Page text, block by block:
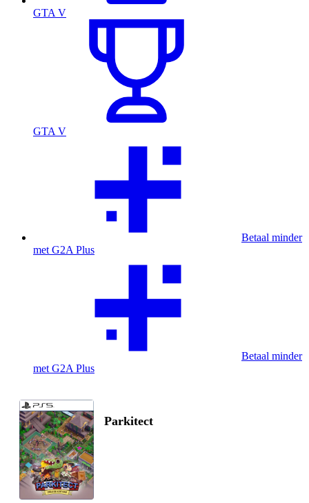
GTA V
GTA V
Betaal minder
met G2A Plus
Betaal minder
met G2A Plus
Parkitect